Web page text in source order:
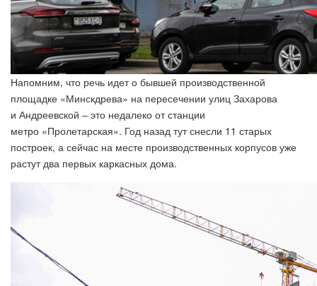
Напомним, что речь идет о бывшей производственной
площадке «Минскдрева» на пересечении улиц Захарова
и Андреевской – это недалеко от станции
метро «Пролетарская». Год назад тут снесли 11 старых
построек, а сейчас на месте производственных корпусов уже
растут два первых каркасных дома.